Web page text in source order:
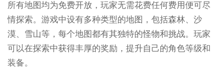
所有地图均为免费开放，玩家无需花费任何费用便可尽
情探索。游戏中设有多种类型的地图，包括森林、沙
漠、雪山等，每个地图都有其独特的怪物和挑战。玩家
可以在探索中获得丰厚的奖励，提升自己的角色等级和
装备。